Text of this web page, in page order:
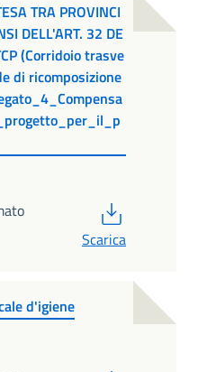
TRA PROVINCI
DELL'ART. 32 DE
(Corridoio trasve
di ricomposizione
Scarica
d'igiene